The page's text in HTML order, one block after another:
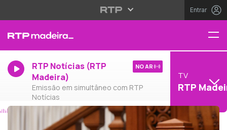
Entrar
RTP Notícias (RTP
Madeira)
Emissão em simultâneo com RTP
Notícias
NO AR
TV
RTP